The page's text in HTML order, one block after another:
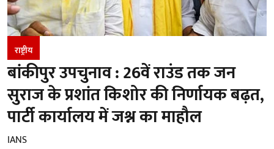
राष्ट्रीय
बांकीपुर उपचुनाव : 26वें राउंड तक जन
सुराज के प्रशांत किशोर की निर्णायक बढ़त,
पार्टी कार्यालय में जश्न का माहौल
IANS